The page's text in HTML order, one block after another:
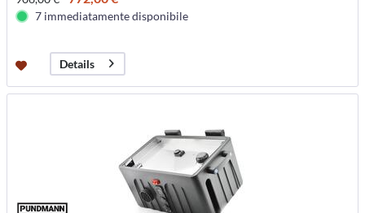
7 immediatamente disponibile
Details